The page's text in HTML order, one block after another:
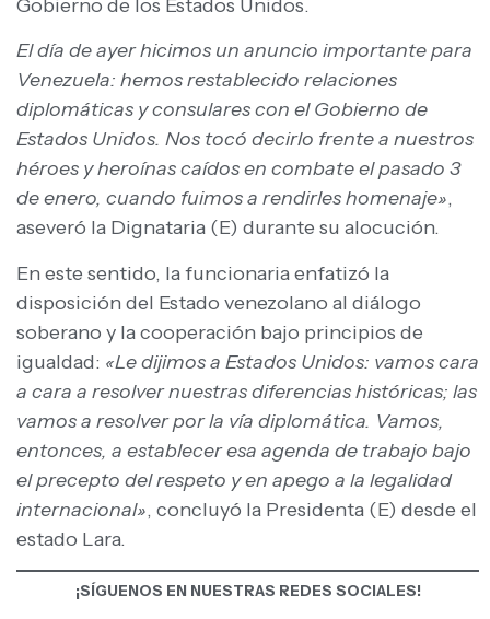
Gobierno de los Estados Unidos.
El día de ayer hicimos un anuncio importante para
Venezuela: hemos restablecido relaciones
diplomáticas y consulares con el Gobierno de
Estados Unidos. Nos tocó decirlo frente a nuestros
héroes y heroínas caídos en combate el pasado 3
de enero, cuando fuimos a rendirles homenaje»,
aseveró la Dignataria (E) durante su alocución.
En este sentido, la funcionaria enfatizó la
disposición del Estado venezolano al diálogo
soberano y la cooperación bajo principios de
igualdad: «Le dijimos a Estados Unidos: vamos cara
a cara a resolver nuestras diferencias históricas; las
vamos a resolver por la vía diplomática. Vamos,
entonces, a establecer esa agenda de trabajo bajo
el precepto del respeto y en apego a la legalidad
internacional», concluyó la Presidenta (E) desde el
estado Lara.
¡SÍGUENOS EN NUESTRAS REDES SOCIALES!